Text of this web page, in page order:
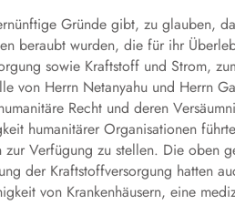
Gründe gibt, zu glauben,
beraubt wurden, die für ihr
sowie Kraftstoff und Strom,
von Herrn Netanyahu und Herrn
Recht und deren
humanitärer Organisationen
Verfügung zu stellen. Die oben
der Kraftstoffversorgung hatten
von Krankenhäusern, eine